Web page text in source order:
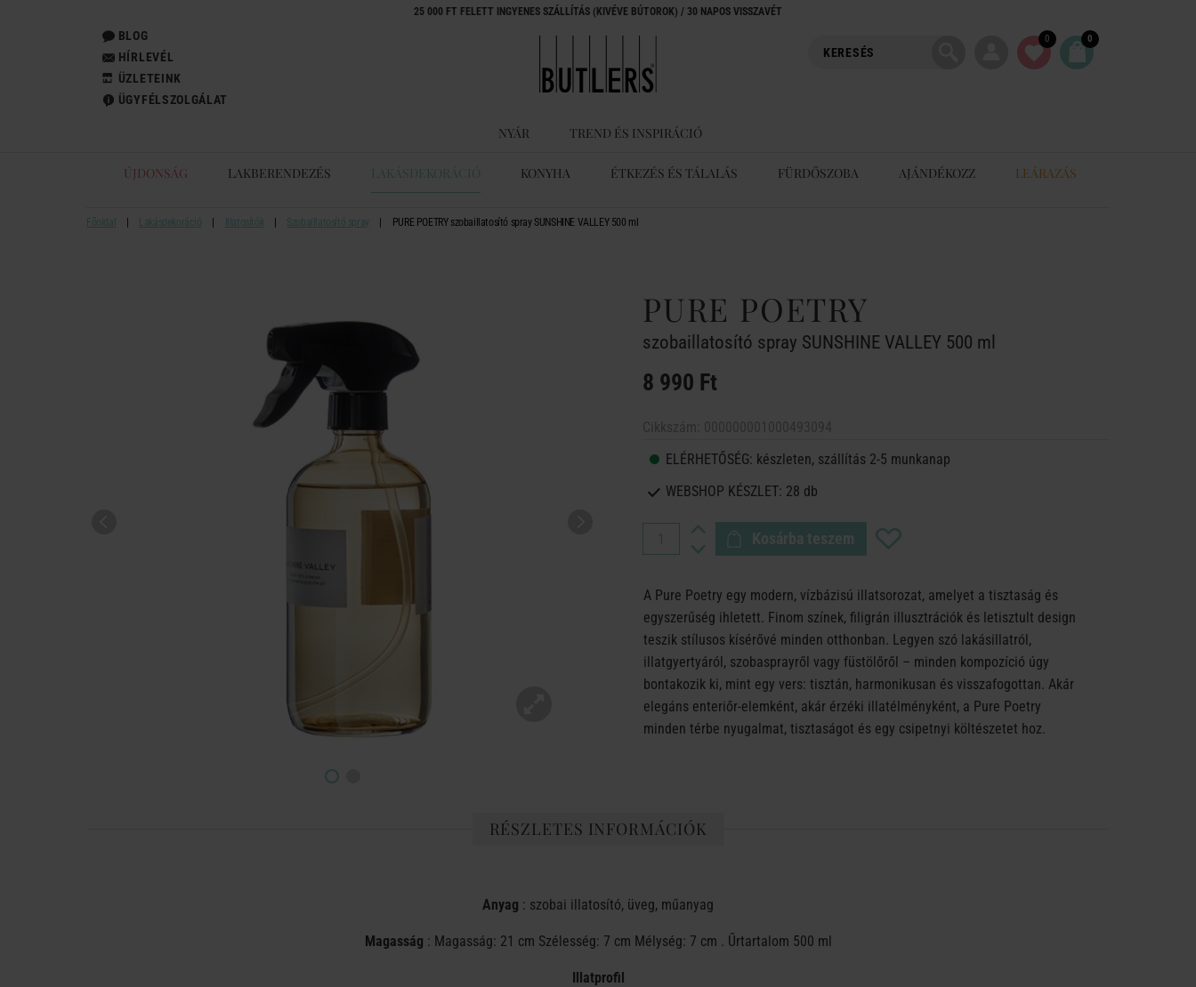
25 000 FT FELETT INGYENES SZÁLLÍTÁS (KIVÉVE BÚTOROK) / 30 NAPOS VISSZAVÉT
BLOG
HÍRLEVÉL
ÜZLETEINK
ÜGYFÉLSZOLGÁLAT
0 0
NYÁR TREND ÉS INSPIRÁCIÓ
ÚJDONSÁG LAKBERENDEZÉS LAKÁSDEKORÁCIÓ KONYHA ÉTKEZÉS ÉS TÁLALÁS FÜRDŐSZOBA AJÁNDÉKOZZ LEÁRAZÁS
Főoldal Lakásdekoráció Illatosítók Szobaillatosító spray PURE POETRY szobaillatosító spray SUNSHINE VALLEY 500 ml
PURE POETRY
szobaillatosító spray SUNSHINE VALLEY 500 ml
8 990 Ft
ELÉRHETŐSÉG: készleten, szállítás 2-5 munkanap
WEBSHOP KÉSZLET: 28 db
Kosárba teszem
A Pure Poetry egy modern, vízbázisú illatsorozat, amelyet a tisztaság és
egyszerűség ihletett. Finom színek, filigrán illusztrációk és letisztult design
teszik stílusos kísérővé minden otthonban. Legyen szó lakásillatról,
illatgyertyáról, szobasprayről vagy füstölőről – minden kompozíció úgy
bontakozik ki, mint egy vers: tisztán, harmonikusan és visszafogottan. Akár
elegáns enteriőr-elemként, akár érzéki illatélményként, a Pure Poetry
minden térbe nyugalmat, tisztaságot és egy csipetnyi költészetet hoz.
RÉSZLETES INFORMÁCIÓK
Anyag : szobai illatosító, üveg, műanyag
Magasság : Magasság: 21 cm Szélesség: 7 cm Mélység: 7 cm . Űrtartalom 500 ml
Illatprofil